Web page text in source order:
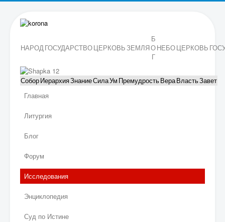
НАРОДГОСУДАРСТВОЦЕРКОВЬЗЕМЛЯ
Б
О
Г
НЕБОЦЕРКОВЬ
СоборИерархияЗнаниеСилаУм ПремудростьВераВластьЗавет
Главная
Литургия
Блог
Форум
Исследования
Энциклопедия
Суд по Истине